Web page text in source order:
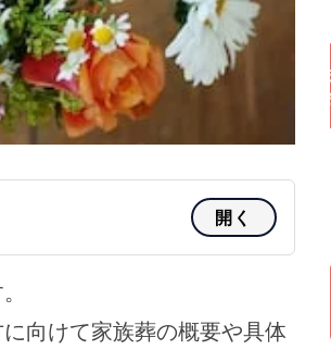
開く
向けて家族葬の概要や具体